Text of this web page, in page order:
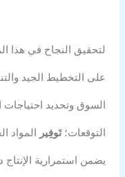
لتحقيق النجاح في هذا
على التخطيط الجيد
السوق وتحديد
التوقعات؛تَوفِير المواد
يضمن استمرارية